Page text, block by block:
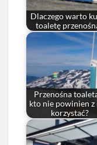
Dlaczego warto
toaletę
Przenośna
kto nie powinien z
korzystać?